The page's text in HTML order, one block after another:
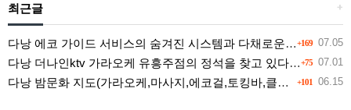
+
최근글
+169 07.05
다낭 에코 가이드 서비스의 숨겨진 시스템과 다채로운 인력 풀의 진실
+75 07.01
다낭 더나인ktv 가라오케 유흥주점의 정석을 찾고 있다면 여기
+101 06.15
다낭 밤문화 지도(가라오케,마사지,에코걸,토킹바,클럽) 유흥별 가격 및 후기공유